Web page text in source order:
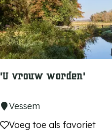
o
r
e
n
'U vrouw worden'
'
U
Vessem
Voeg toe als favoriet
Voeg toe als favoriet